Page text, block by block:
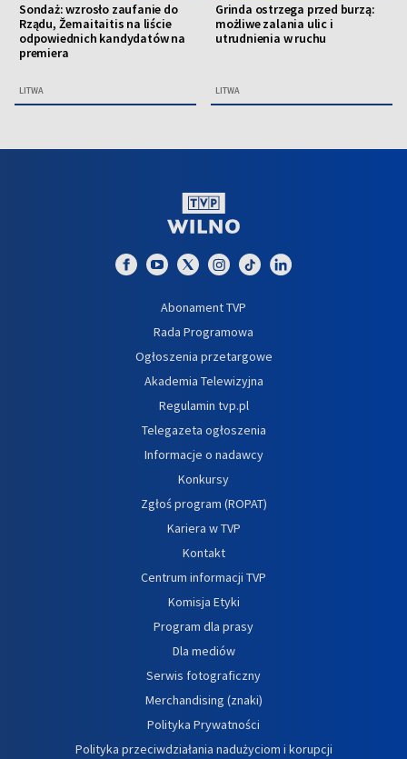
Sondaż: wzrosło zaufanie do
Rządu, Žemaitaitis na liście
odpowiednich kandydatów na
premiera
LITWA
Grinda ostrzega przed burzą:
możliwe zalania ulic i
utrudnienia w ruchu
LITWA
Abonament TVP
Rada Programowa
Ogłoszenia przetargowe
Akademia Telewizyjna
Regulamin tvp.pl
Telegazeta ogłoszenia
Informacje o nadawcy
Konkursy
Zgłoś program (ROPAT)
Kariera w TVP
Kontakt
Centrum informacji TVP
Komisja Etyki
Program dla prasy
Dla mediów
Serwis fotograficzny
Merchandising (znaki)
Polityka Prywatności
Polityka przeciwdziałania nadużyciom i korupcji